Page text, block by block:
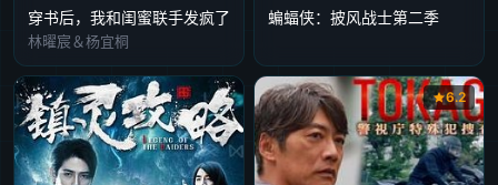
穿书后，我和闺蜜联手发疯了
林曜宸＆杨宜桐
蝙蝠侠：披风战士第二季
6.2